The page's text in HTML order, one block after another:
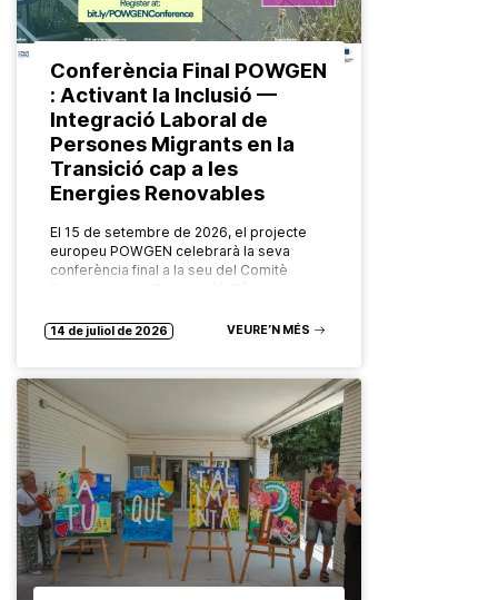
Conferència Final POWGEN
: Activant la Inclusió —
Integració Laboral de
Persones Migrants en la
Transició cap a les
Energies Renovables
El 15 de setembre de 2026, el projecte
europeu POWGEN celebrarà la seva
conferència final a la seu del Comitè
14 de juliol de 2026 VEURE’N MÉS